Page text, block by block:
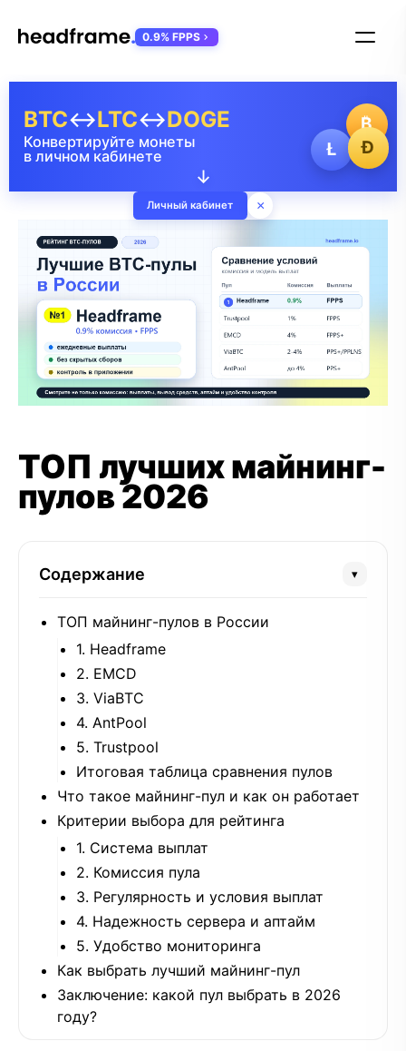
₿
Ł
Ð
Конвертируйте монеты
в личном кабинете
BTC↔LTC↔DOGE
↓
Личный кабинет ×
0.9% FPPS
ТОП лучших майнинг-
пулов 2026
Содержание ▾
ТОП майнинг-пулов в России
1. Headframe
2. EMCD
3. ViaBTC
4. AntPool
5. Trustpool
Итоговая таблица сравнения пулов
Что такое майнинг-пул и как он работает
Критерии выбора для рейтинга
1. Система выплат
2. Комиссия пула
3. Регулярность и условия выплат
4. Надежность сервера и аптайм
5. Удобство мониторинга
Как выбрать лучший майнинг-пул
Заключение: какой пул выбрать в 2026
году?